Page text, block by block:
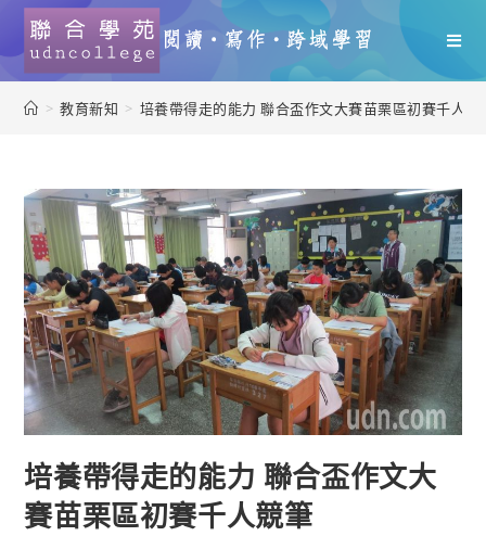
> 教育新知 > 培養帶得走的能力 聯合盃作文大賽苗栗區初賽千人競
培養帶得走的能力 聯合盃作文大
賽苗栗區初賽千人競筆